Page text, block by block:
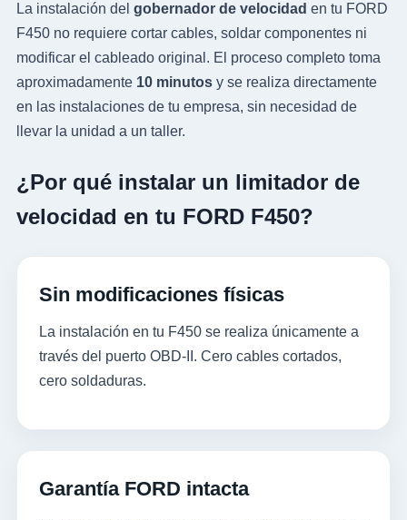
La instalación del gobernador de velocidad en tu FORD
F450 no requiere cortar cables, soldar componentes ni
modificar el cableado original. El proceso completo toma
aproximadamente 10 minutosy se realiza directamente
en las instalaciones de tu empresa, sin necesidad de
llevar la unidad a un taller.
¿Por qué instalar un limitador de
velocidad en tu FORD F450?
Sin modificaciones físicas
La instalación en tu F450 se realiza únicamente a
través del puerto OBD-II. Cero cables cortados,
cero soldaduras.
Garantía FORD intacta